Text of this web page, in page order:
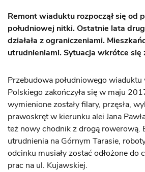
Remont wiaduktu rozpoczął się od
południowej nitki. Ostatnie lata
działała z ograniczeniami.
utrudnieniami. Sytuacja wkrótce się
Przebudowa południowego
Polskiego zakończyła się w maju
wymienione zostały filary, przęsła,
prawoskręt w kierunku alei Jana
też nowy chodnik z drogą rowerową.
utrudnienia na Górnym Tarasie,
odcinku musiały zostać odłożone do
prac na ul. Kujawskiej.